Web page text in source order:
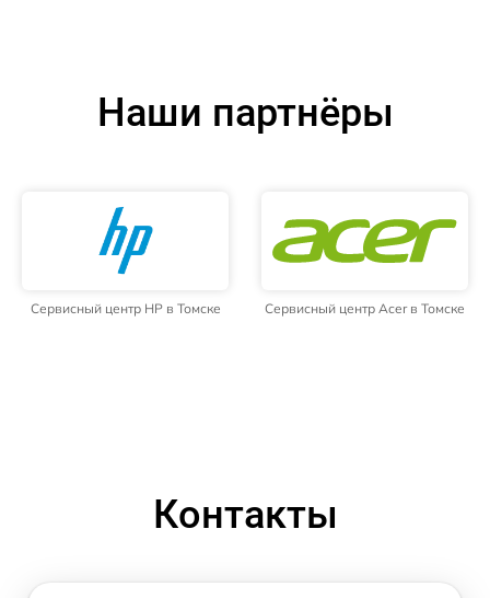
Наши партнёры
Сервисный центр HP в Томске Сервисный центр Acer в Томске
Контакты